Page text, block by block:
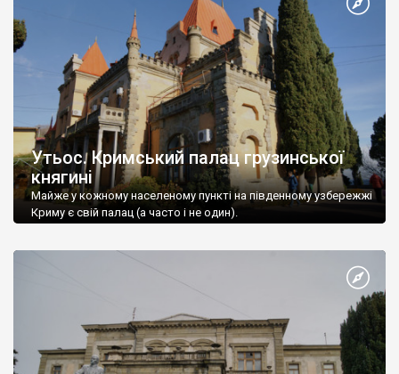
Утьос. Кримський палац грузинської
княгині
Майже у кожному населеному пункті на південному узбережжі
Криму є свій палац (а часто і не один).